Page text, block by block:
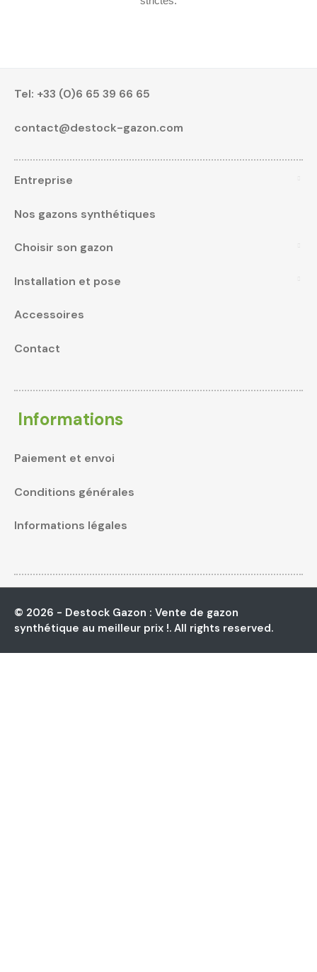
Tel: +33 (0)6 65 39 66 65
contact@destock-gazon.com
Entreprise
Nos gazons synthétiques
Choisir son gazon
Installation et pose
Accessoires
Contact
Informations
Paiement et envoi
Conditions générales
Informations légales
© 2026 - Destock Gazon : Vente de gazon
synthétique au meilleur prix !. All rights reserved.